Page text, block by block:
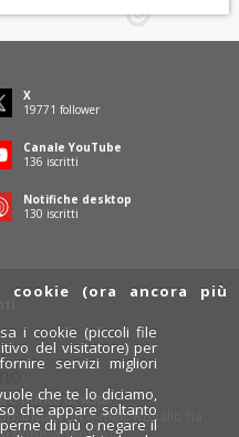
X
19771 follower
Canale YouTube
136 iscritti
Notifiche desktop
130 iscritti
punto di vista.
inviaci un' e-mail. Rosalio ha
cookie (ora ancora più
i cookie (piccoli file
del visitatore) per
servizi migliori
che te lo diciamo,
che appare soltanto
di più o negare il